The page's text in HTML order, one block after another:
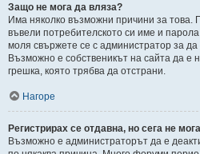
Защо не мога да вляза?
Има няколко възможни причини за това.
въвели потребителското си име и
моля свържете се с администратор за да
Възможно е собственикът на сайта да е
грешка, която трябва да отстрани.
Нагоре
Регистрирах се отдавна, но сега не
Възможно е администраторът да е